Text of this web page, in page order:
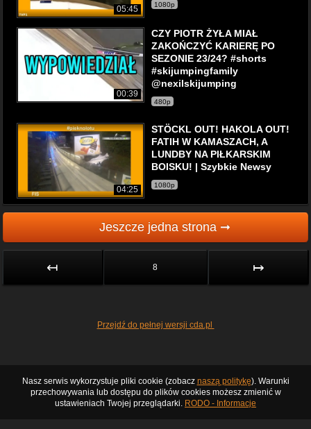
05:45 1080p
00:39
CZY PIOTR ŻYŁA MIAŁ
ZAKOŃCZYĆ KARIERĘ PO
SEZONIE 23/24? #shorts
#skijumpingfamily
@nexilskijumping
480p
04:25
STÖCKL OUT! HAKOLA OUT!
FATIH W KAMASZACH, A
LUNDBY NA PIŁKARSKIM
BOISKU! | Szybkie Newsy
1080p
Jeszcze jedna strona ➞
↤ 8 ↦
Przejdź do pełnej wersji cda.pl
Nasz serwis wykorzystuje pliki cookie (zobacz naszą politykę). Warunki
przechowywania lub dostępu do plików cookies możesz zmienić w
ustawieniach Twojej przeglądarki. RODO - Informacje